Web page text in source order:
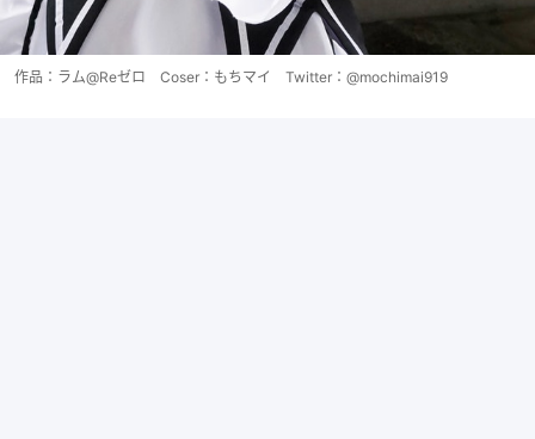
作品：ラム@Reゼロ Coser：もちマイ Twitter：@mochimai919